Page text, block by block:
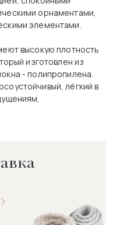
орнаментами,
элементами.
высокую плотность
изготовлен из
- полипропилена.
лёгкий в